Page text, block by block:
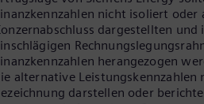
nicht isoliert oder
dargestellten und
herangezogen
alternative Leistungskennzahlen
darstellen oder